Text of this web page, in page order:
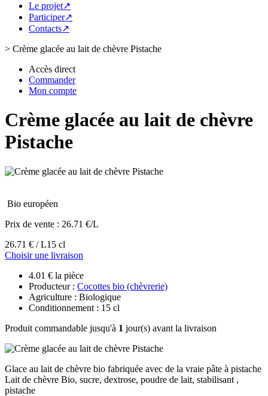
Le projet↗
Participer↗
Contacts↗
> Crème glacée au lait de chèvre Pistache
Accès direct
Commander
Mon compte
Crème glacée au lait de chèvre
Pistache
Bio européen
Prix de vente : 26.71 €/L
26.71 € / L15 cl
Choisir une livraison
4.01 € la pièce
Producteur : Cocottes bio (chèvrerie)
Agriculture : Biologique
Conditionnement : 15 cl
Produit commandable jusqu'à 1 jour(s) avant la livraison
Glace au lait de chèvre bio fabriquée avec de la vraie pâte à pistache
Lait de chèvre Bio, sucre, dextrose, poudre de lait, stabilisant ,
pistache